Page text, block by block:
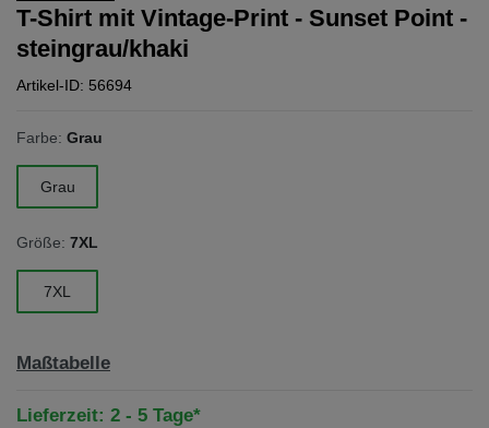
T-Shirt mit Vintage-Print - Sunset Point -
steingrau/khaki
Artikel-ID: 56694
Farbe: Grau
Grau
Größe: 7XL
7XL
Maßtabelle
Lieferzeit: 2 - 5 Tage*